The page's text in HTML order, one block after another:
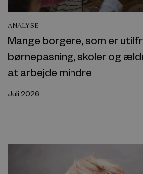
ANALYSE
Mange borgere, som er
børnepasning, skoler og
at arbejde mindre
Juli 2026